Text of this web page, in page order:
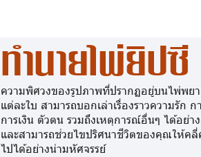
ทำนายไพ่ยิปซี
ความพิศวงของรูปภาพที่ปรากฏอยู่บนไพ่พย
แต่ละใบ สามารถบอกเล่าเรื่องราวความรัก ก
การเงิน ตัวตน รวมถึงเหตุการณ์อื่นๆ ได้อย่า
และสามารถช่วยไขปริศนาชีวิตของคุณให้คลี่
ไปได้อย่างน่ามหัศจรรย์